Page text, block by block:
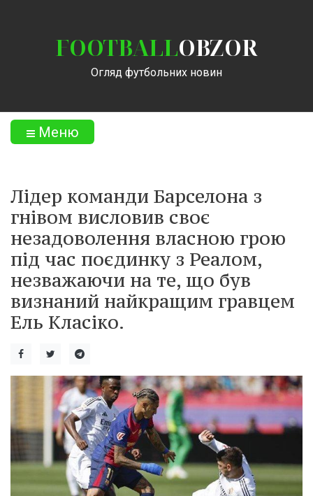
FOOTBALLOBZOR
Огляд футбольних новин
Меню
Лідер команди Барселона з
гнівом висловив своє
незадоволення власною грою
під час поєдинку з Реалом,
незважаючи на те, що був
визнаний найкращим гравцем
Ель Класіко.